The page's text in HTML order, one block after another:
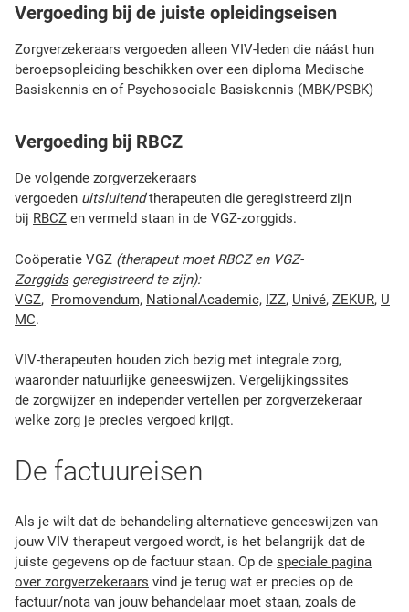
Vergoeding bij de juiste opleidingseisen
Zorgverzekeraars vergoeden alleen VIV-leden die náást hun
beroepsopleiding beschikken over een diploma Medische
Basiskennis en of Psychosociale Basiskennis (MBK/PSBK)
Vergoeding bij RBCZ
De volgende zorgverzekeraars
vergoeden uitsluitendtherapeuten die geregistreerd zijn
bij RBCZ en vermeld staan in de VGZ-zorggids.
Coöperatie VGZ (therapeut moet RBCZ en VGZ-
Zorggidsgeregistreerd te zijn):
VGZ, Promovendum, NationalAcademic, IZZ, Univé, ZEKUR, U
MC.
VIV-therapeuten houden zich bezig met integrale zorg,
waaronder natuurlijke geneeswijzen. Vergelijkingssites
de zorgwijzer en independer vertellen per zorgverzekeraar
welke zorg je precies vergoed krijgt.
De factuureisen
Als je wilt dat de behandeling alternatieve geneeswijzen van
jouw VIV therapeut vergoed wordt, is het belangrijk dat de
juiste gegevens op de factuur staan. Op de speciale pagina
over zorgverzekeraars vind je terug wat er precies op de
factuur/nota van jouw behandelaar moet staan, zoals de